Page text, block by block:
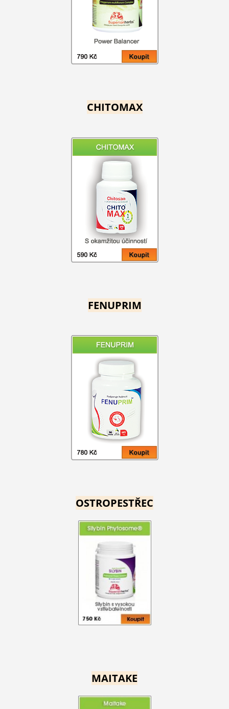
CHITOMAX
FENUPRIM
OSTROPESTŘEC
MAITAKE